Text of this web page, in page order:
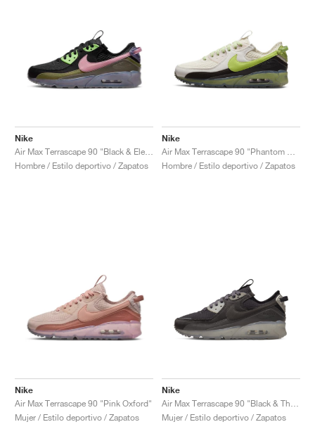
Nike
Hombre / Estilo deportivo / Zapatos
Nike
Hombre / Estilo deportivo / Zapatos
Nike
Air Max Terrascape 90 "Pink Oxford"
Mujer / Estilo deportivo / Zapatos
Nike
Mujer / Estilo deportivo / Zapatos